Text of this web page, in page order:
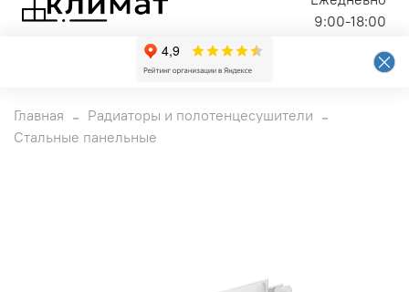
9:00-18:00
Главная
Радиаторы и полотенцесушители
Стальные панельные